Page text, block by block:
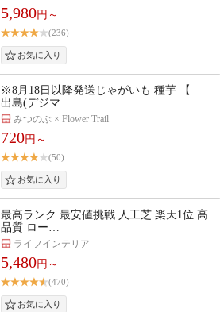
5,980円～
(236)
※8月18日以降発送じゃがいも 種芋 【
出島(デジマ…
みつのぶ × Flower Trail
720円～
(50)
最高ランク 最安値挑戦 人工芝 楽天1位 高
品質 ロー…
ライフインテリア
5,480円～
(470)